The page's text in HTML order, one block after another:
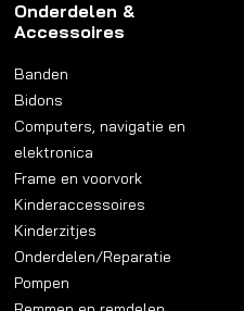
Onderdelen &
Accessoires
Banden
Bidons
Computers, navigatie en
elektronica
Frame en voorvork
Kinderaccessoires
Kinderzitjes
Onderdelen/Reparatie
Pompen